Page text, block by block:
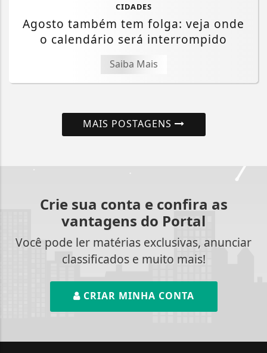
CIDADES
Agosto também tem folga: veja onde
o calendário será interrompido
Saiba Mais
MAIS POSTAGENS
Crie sua conta e confira as
vantagens do Portal
Você pode ler matérias exclusivas, anunciar
classificados e muito mais!
CRIAR MINHA CONTA